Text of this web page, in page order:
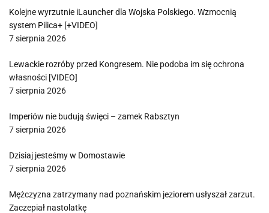
Kolejne wyrzutnie iLauncher dla Wojska Polskiego. Wzmocnią
system Pilica+ [+VIDEO]
7 sierpnia 2026
Lewackie rozróby przed Kongresem. Nie podoba im się ochrona
własności [VIDEO]
7 sierpnia 2026
Imperiów nie budują święci – zamek Rabsztyn
7 sierpnia 2026
Dzisiaj jesteśmy w Domostawie
7 sierpnia 2026
Mężczyzna zatrzymany nad poznańskim jeziorem usłyszał zarzut.
Zaczepiał nastolatkę